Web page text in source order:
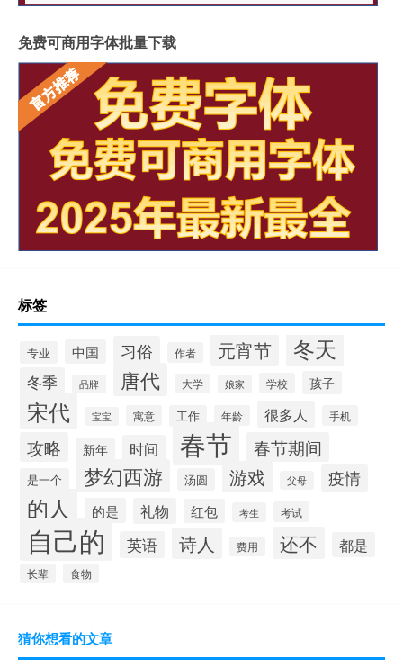
免费可商用字体批量下载
标签
专业 中国 习俗 作者 元宵节 冬天
冬季 品牌 唐代 大学 娘家 学校 孩子
宋代 宝宝 寓意 工作 年龄 很多人 手机
攻略 新年 时间 春节 春节期间
是一个 梦幻西游 汤圆 游戏 父母 疫情
的人 的是 礼物 红包 考生 考试
自己的 英语 诗人 费用 还不 都是
长辈 食物
猜你想看的文章